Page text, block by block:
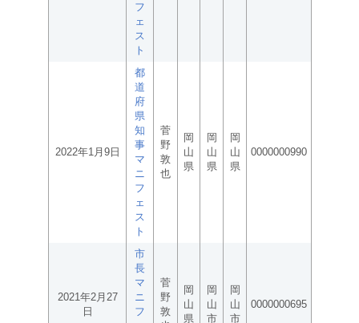
フ
ェ
ス
ト
2022年1月9日
都
道
府
県
知
事
マ
ニ
フ
ェ
ス
ト
菅
野
敦
也
岡
山
県
岡
山
県
岡
山
県
0000000990
2021年2月27
日
市
長
マ
ニ
フ
菅
野
敦
岡
山
県
岡
山
市
岡
山
市
0000000695